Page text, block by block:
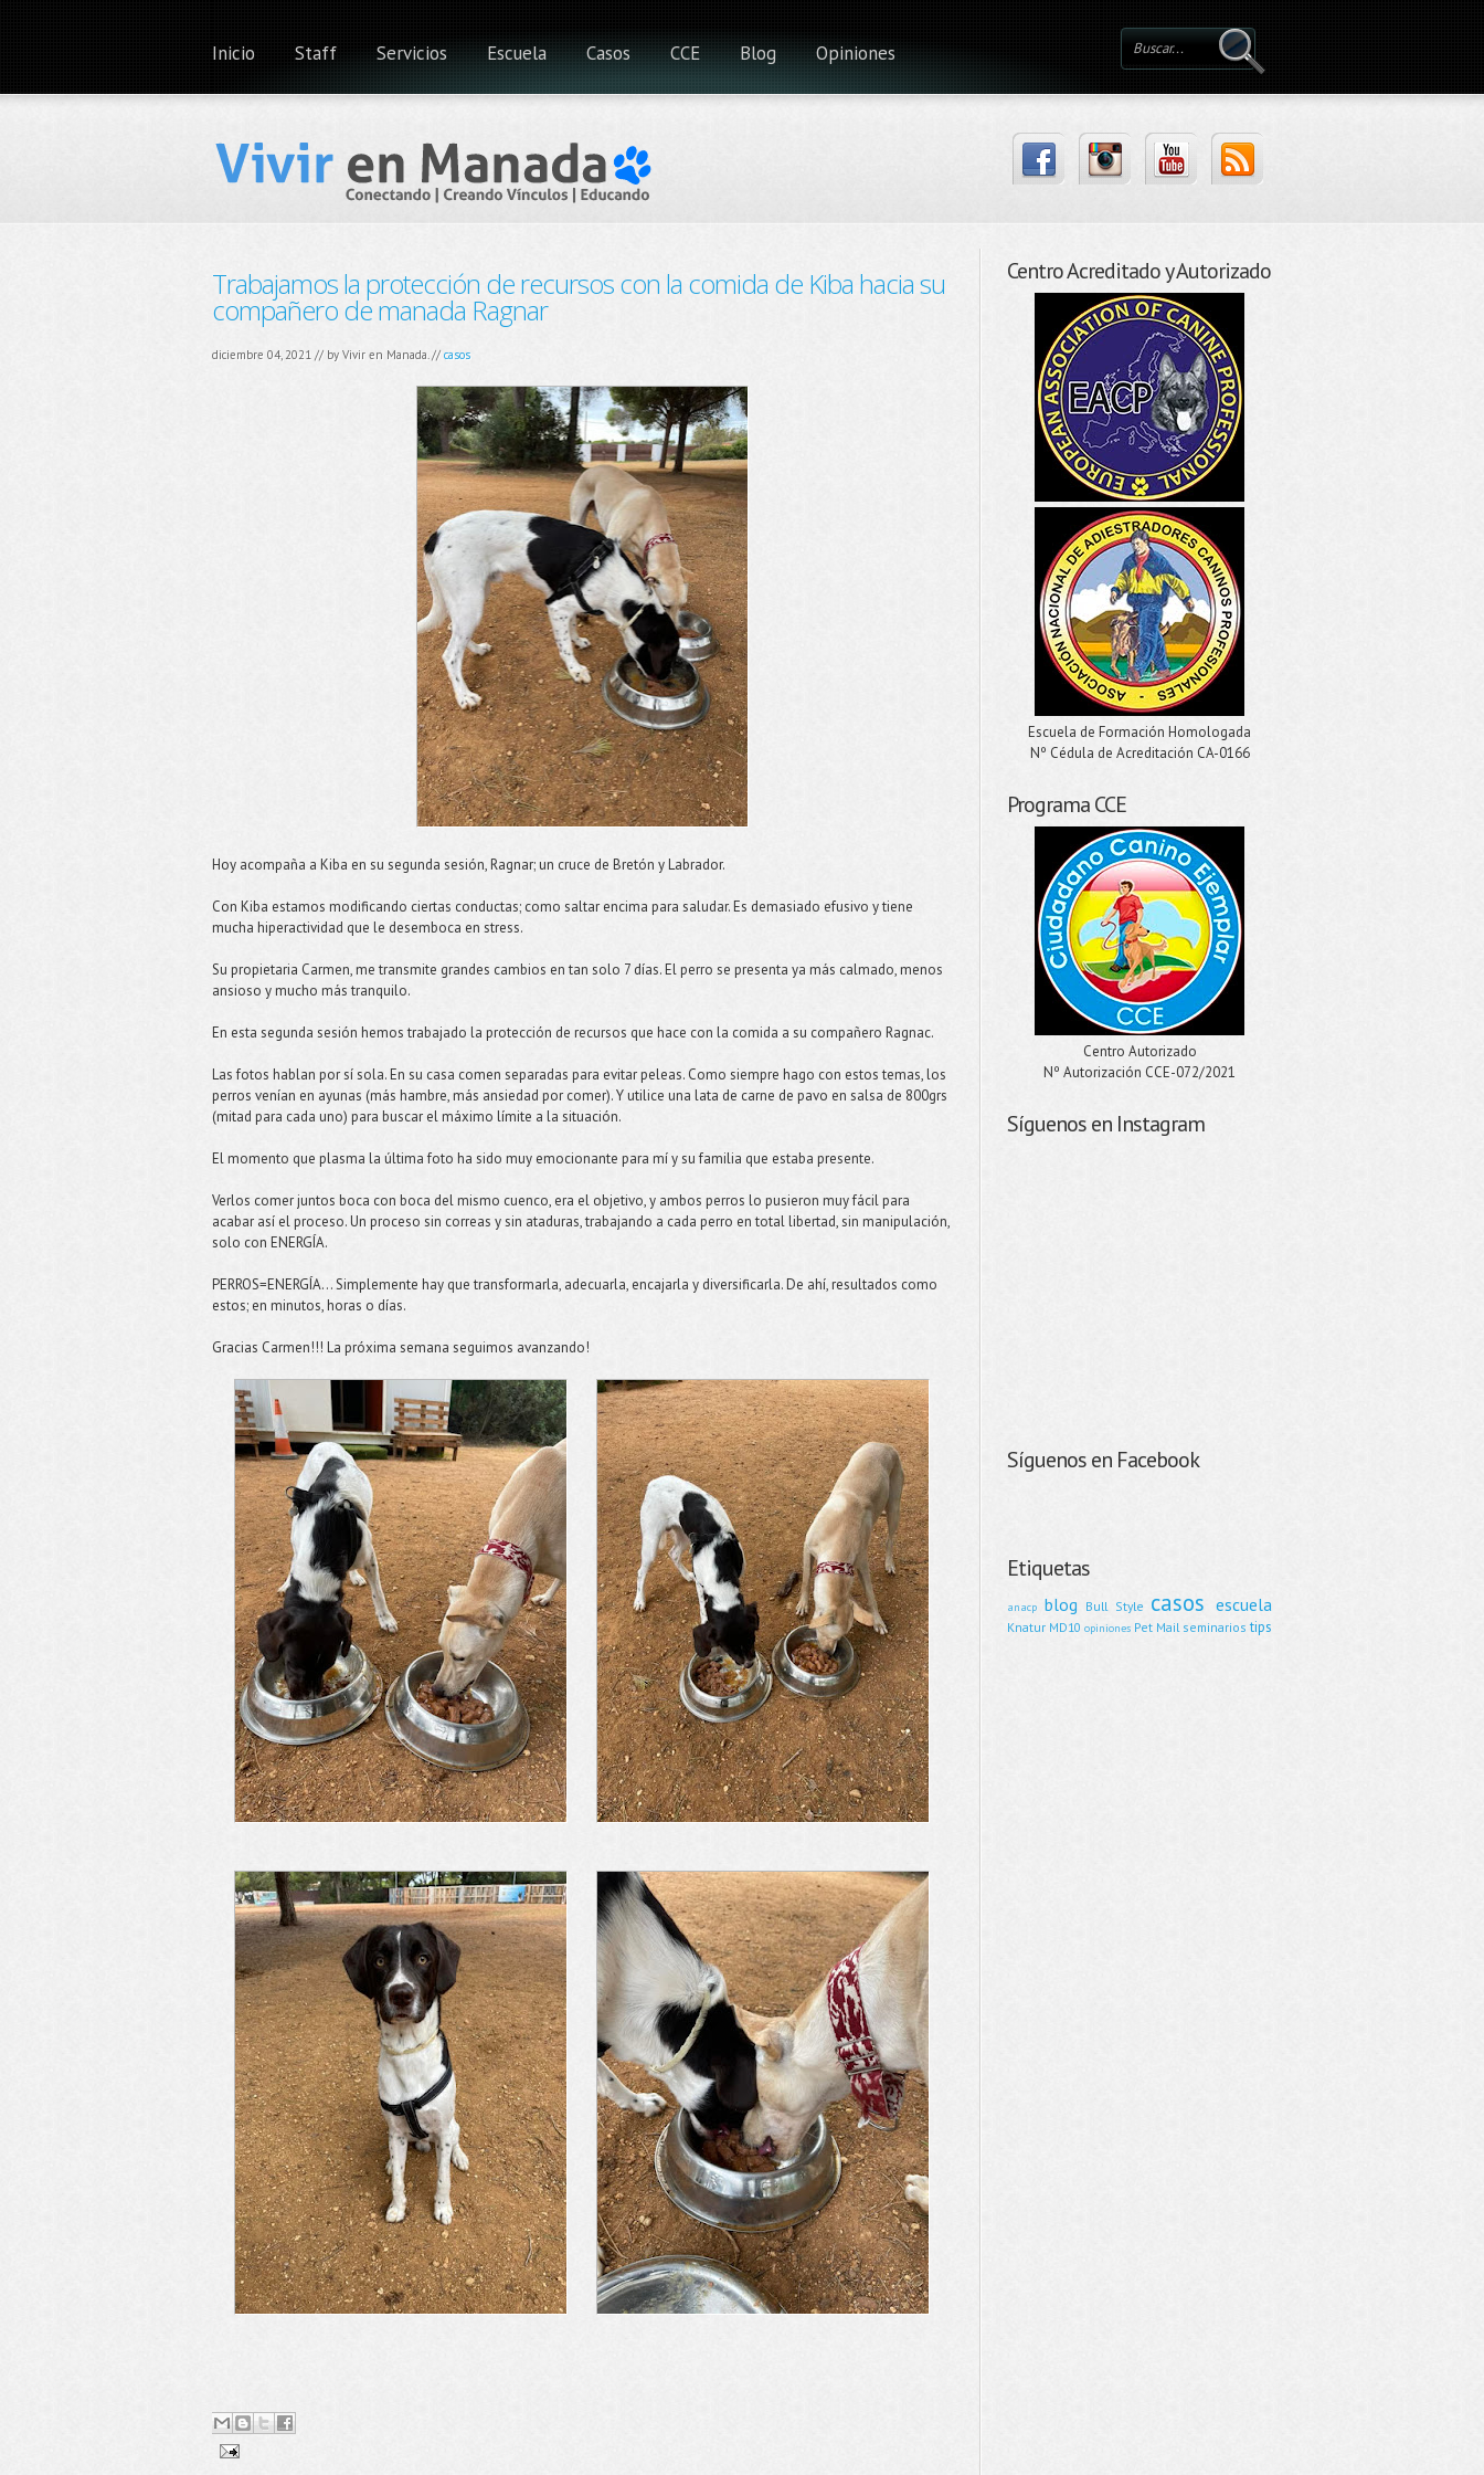
Inicio Staff Servicios Escuela Casos CCE Blog Opiniones
Trabajamos la protección de recursos con la comida de Kiba hacia su
compañero de manada Ragnar
diciembre 04, 2021 // by Vivir en Manada.//casos
Hoy acompaña a Kiba en su segunda sesión, Ragnar; un cruce de Bretón y Labrador.
Con Kiba estamos modificando ciertas conductas; como saltar encima para saludar. Es demasiado efusivo y tiene
mucha hiperactividad que le desemboca en stress.
Su propietaria Carmen, me transmite grandes cambios en tan solo 7 días. El perro se presenta ya más calmado, menos
ansioso y mucho más tranquilo.
En esta segunda sesión hemos trabajado la protección de recursos que hace con la comida a su compañero Ragnac.
Las fotos hablan por sí sola. En su casa comen separadas para evitar peleas. Como siempre hago con estos temas, los
perros venían en ayunas (más hambre, más ansiedad por comer). Y utilice una lata de carne de pavo en salsa de 800grs
(mitad para cada uno) para buscar el máximo límite a la situación.
El momento que plasma la última foto ha sido muy emocionante para mí y su familia que estaba presente.
Verlos comer juntos boca con boca del mismo cuenco, era el objetivo, y ambos perros lo pusieron muy fácil para
acabar así el proceso. Un proceso sin correas y sin ataduras, trabajando a cada perro en total libertad, sin manipulación,
solo con ENERGÍA.
PERROS=ENERGÍA… Simplemente hay que transformarla, adecuarla, encajarla y diversificarla. De ahí, resultados como
estos; en minutos, horas o días.
Gracias Carmen!!! La próxima semana seguimos avanzando!
Centro Acreditado y Autorizado
Escuela de Formación Homologada
Nº Cédula de Acreditación CA-0166
Programa CCE
Centro Autorizado
Nº Autorización CCE-072/2021
Síguenos en Instagram
Síguenos en Facebook
Etiquetas
anacp blog Bull Style casos escuela
Knatur MD10 opiniones Pet Mail seminarios tips